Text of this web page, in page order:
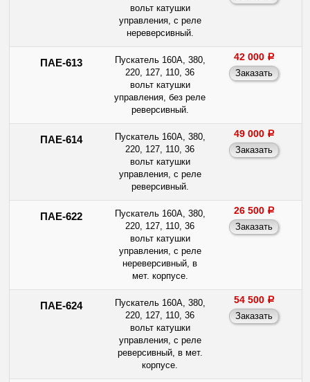
вольт катушки
управления, с реле
нереверсивный.
ПАЕ-613
Пускатель 160А, 380,
220, 127, 110, 36
вольт катушки
управления, без реле
реверсивный.
42 000 a
ПАЕ-614
Пускатель 160А, 380,
220, 127, 110, 36
вольт катушки
управления, с реле
реверсивный.
49 000 a
ПАЕ-622
Пускатель 160А, 380,
220, 127, 110, 36
вольт катушки
управления, с реле
нереверсивный, в
мет. корпусе.
26 500 a
ПАЕ-624
Пускатель 160А, 380,
220, 127, 110, 36
вольт катушки
управления, с реле
реверсивный, в мет.
корпусе.
54 500 a